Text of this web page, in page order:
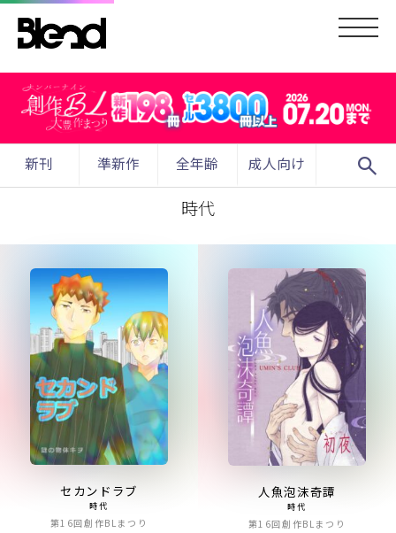
新刊 準新作 全年齢 成人向け search
時代
セカンドラブ
時代
第16回創作BLまつり
人魚泡沫奇譚
時代
第16回創作BLまつり